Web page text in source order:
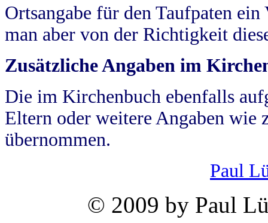
Ortsangabe für den Taufpaten
man aber von der Richtigkeit
Zusätzliche Angaben im
Die im Kirchenbuch ebenfalls
Eltern oder weitere Angaben wie
übernommen.
Paul
© 2009 by Paul